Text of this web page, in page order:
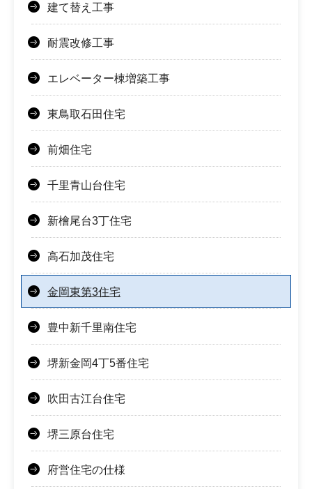
建て替え工事
耐震改修工事
エレベーター棟増築工事
東鳥取石田住宅
前畑住宅
千里青山台住宅
新檜尾台3丁住宅
高石加茂住宅
金岡東第3住宅
豊中新千里南住宅
堺新金岡4丁5番住宅
吹田古江台住宅
堺三原台住宅
府営住宅の仕様